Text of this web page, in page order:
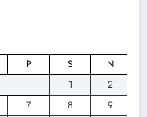
P S
N
1
2
7 8
9